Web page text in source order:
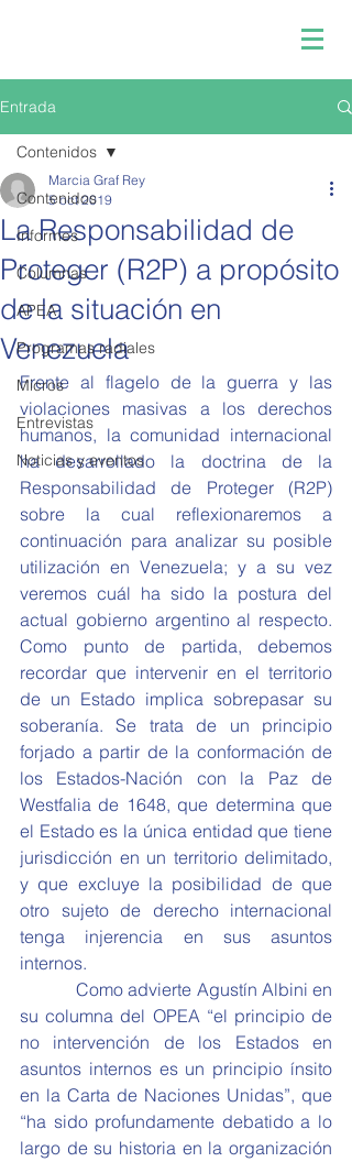
Entrada
Contenidos
Informes
Columnas
APEA
Programas radiales
Micros
Entrevistas
Noticias y eventos
Contenidos
La Responsabilidad de
Proteger (R2P) a propósito
de la situación en
Venezuela
Marcia Graf Rey
5 oct 2019
Frente al flagelo de la guerra y las
violaciones masivas a los derechos
humanos, la comunidad internacional
ha desarrollado la doctrina de la
Responsabilidad de Proteger (R2P)
sobre la cual reflexionaremos a
continuación para analizar su posible
utilización en Venezuela; y a su vez
veremos cuál ha sido la postura del
actual gobierno argentino al respecto.
Como punto de partida, debemos
recordar que intervenir en el territorio
de un Estado implica sobrepasar su
soberanía. Se trata de un principio
forjado a partir de la conformación de
los Estados-Nación con la Paz de
Westfalia de 1648, que determina que
el Estado es la única entidad que tiene
jurisdicción en un territorio delimitado,
y que excluye la posibilidad de que
otro sujeto de derecho internacional
tenga injerencia en sus asuntos
internos.
su columna del OPEA “el principio de
no intervención de los Estados en
asuntos internos es un principio ínsito
en la Carta de Naciones Unidas”, que
“ha sido profundamente debatido a lo
largo de su historia en la organización